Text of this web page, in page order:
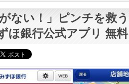
がない！」ピンチを救
ほ銀行公式アプリ 無料